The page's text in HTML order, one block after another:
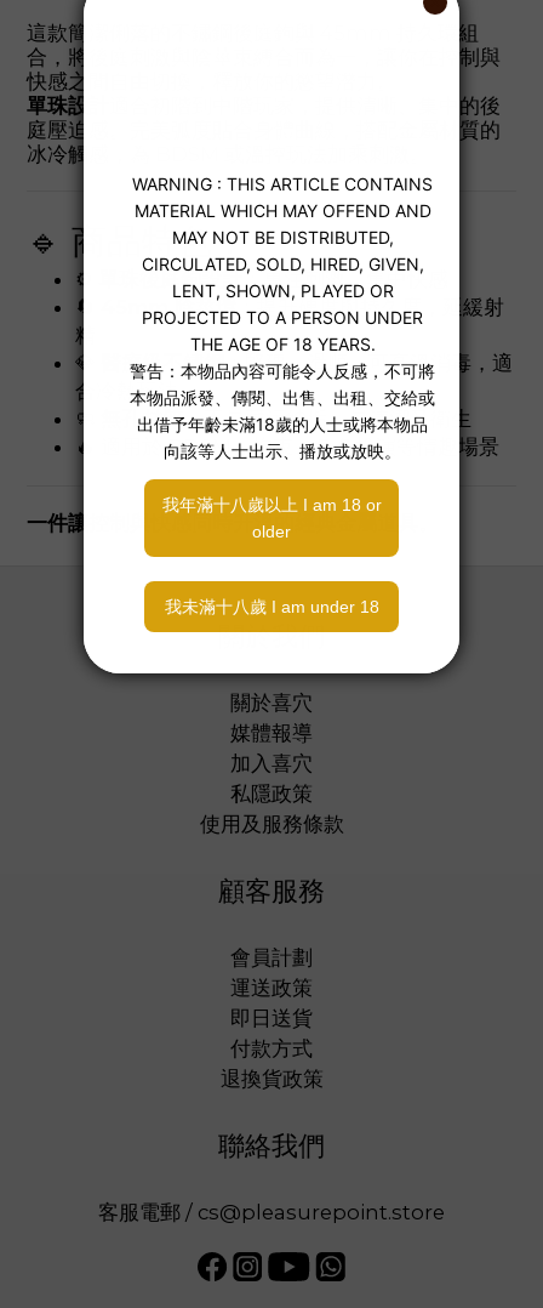
這款簡潔俐落的不鏽鋼後庭鉤與 45mm 持久環組
合，將後庭刺激與陰莖束縛合而為一，讓你在控制與
快感之間自由切換，釋放你的慾望潛力。
單珠設計
適合初階到中階玩家，提供清晰、集中的後
庭壓迫感。完美弧度貼合身體曲線，搭配金屬材質的
冰冷觸感，為 BDSM 或溫控玩法加乘刺激。
🔹 商品特色：
⚙️ 單珠後庭鉤設計 ：專注刺激、集中快感
🔄
45mm 陰莖環：提升硬度與持久度，延緩射
精
💎
醫療級不鏽鋼：堅硬、滑順、可高溫消毒，適
合冷熱玩法
🧼
無孔材質：不易藏污納垢，易清潔又衛生
🔥 適用於 BDSM、拘束、角色扮演等情趣場景
一件讓控制與快感同時升溫的經典金屬道具。
關於我們
關於喜穴
媒體報導
加入喜穴
私隱政策
使用及服務條款
顧客服務
會員計劃
運送政策
即日送貨
付款方式
退換貨政策
聯絡我們
客服電郵 / cs@pleasurepoint.store